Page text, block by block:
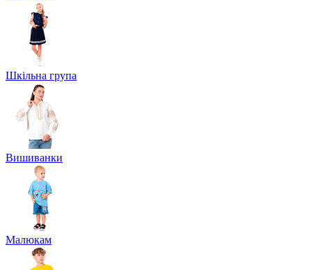
Шкільна група
Вишиванки
Малюкам